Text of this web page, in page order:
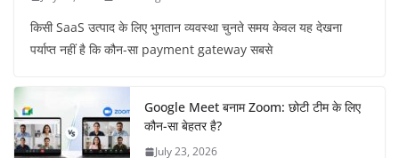
किसी SaaS उत्पाद के लिए भुगतान व्यवस्था चुनते समय केवल यह देखना
पर्याप्त नहीं है कि कौन-सा payment gateway सबसे
Google Meet बनाम Zoom: छोटी टीम के लिए
कौन-सा बेहतर है?
July 23, 2026